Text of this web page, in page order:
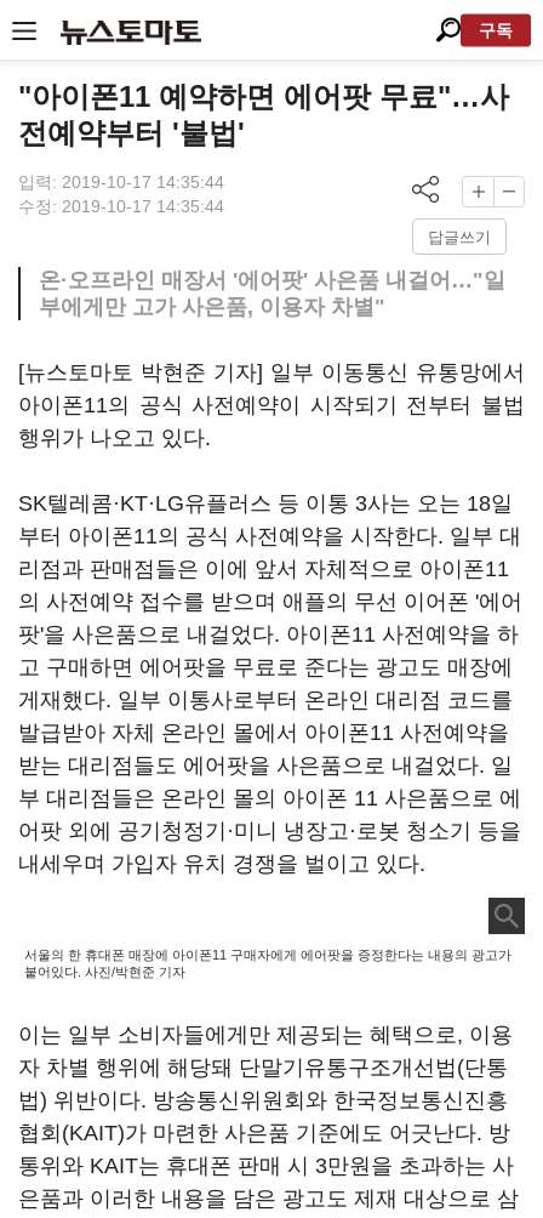
구독
"아이폰11 예약하면 에어팟 무료"…사
전예약부터 '불법'
입력: 2019-10-17 14:35:44
수정: 2019-10-17 14:35:44
답글쓰기
온·오프라인 매장서 '에어팟' 사은품 내걸어…"일
부에게만 고가 사은품, 이용자 차별"
[뉴스토마토 박현준 기자] 일부 이동통신 유통망에서
아이폰11의 공식 사전예약이 시작되기 전부터 불법
행위가 나오고 있다.
SK텔레콤·KT·LG유플러스 등 이통 3사는 오는 18일
부터 아이폰11의 공식 사전예약을 시작한다. 일부 대
리점과 판매점들은 이에 앞서 자체적으로 아이폰11
의 사전예약 접수를 받으며 애플의 무선 이어폰 '에어
팟'을 사은품으로 내걸었다. 아이폰11 사전예약을 하
고 구매하면 에어팟을 무료로 준다는 광고도 매장에
게재했다. 일부 이통사로부터 온라인 대리점 코드를
발급받아 자체 온라인 몰에서 아이폰11 사전예약을
받는 대리점들도 에어팟을 사은품으로 내걸었다. 일
부 대리점들은 온라인 몰의 아이폰 11 사은품으로 에
어팟 외에 공기청정기·미니 냉장고·로봇 청소기 등을
내세우며 가입자 유치 경쟁을 벌이고 있다.
서울의 한 휴대폰 매장에 아이폰11 구매자에게 에어팟을 증정한다는 내용의 광고가
붙어있다. 사진/박현준 기자
이는 일부 소비자들에게만 제공되는 혜택으로, 이용
자 차별 행위에 해당돼 단말기유통구조개선법(단통
법) 위반이다. 방송통신위원회와 한국정보통신진흥
협회(KAIT)가 마련한 사은품 기준에도 어긋난다. 방
통위와 KAIT는 휴대폰 판매 시 3만원을 초과하는 사
은품과 이러한 내용을 담은 광고도 제재 대상으로 삼